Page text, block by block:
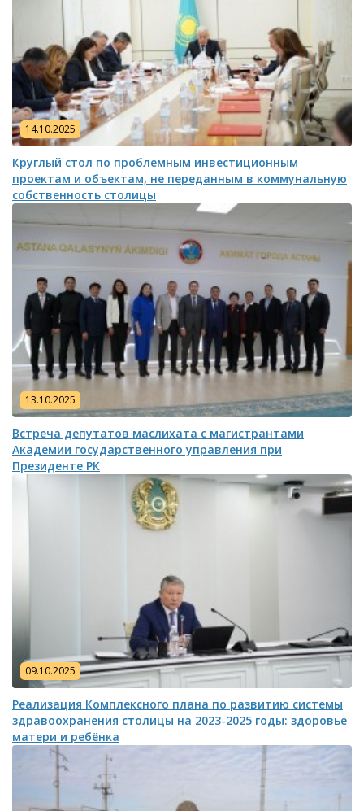
14.10.2025
Круглый стол по проблемным инвестиционным
проектам и объектам, не переданным в коммунальную
собственность столицы
13.10.2025
Встреча депутатов маслихата с магистрантами
Академии государственного управления при
Президенте РК
09.10.2025
Реализация Комплексного плана по развитию системы
здравоохранения столицы на 2023-2025 годы: здоровье
матери и ребёнка